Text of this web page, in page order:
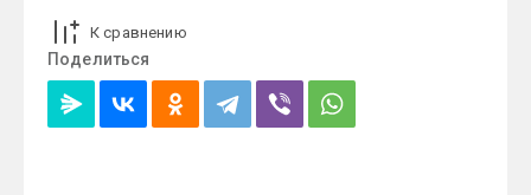
К сравнению
Поделиться